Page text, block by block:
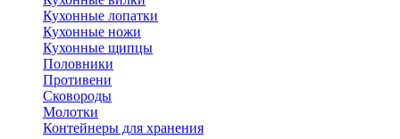
Кухонные лопатки
Кухонные ножи
Кухонные щипцы
Половники
Противени
Сковороды
Молотки
Контейнеры для хранения